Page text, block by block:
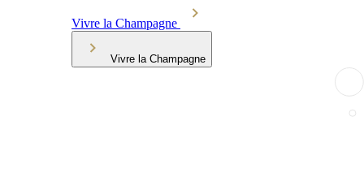
Vivre la Champagne
Vivre la Champagne